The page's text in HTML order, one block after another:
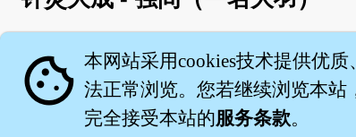
English version
cookie 本网站采用cookies技术提供优
法正常浏览。您若继续浏览本站
完全接受本站的服务条款。